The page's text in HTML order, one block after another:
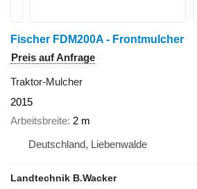
Fischer FDM200A - Frontmulcher
Preis auf Anfrage
Traktor-Mulcher
2015
Arbeitsbreite 2 m
Deutschland, Liebenwalde
Landtechnik B.Wacker